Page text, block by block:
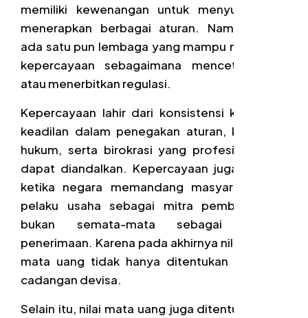
memiliki kewenangan untuk menyusun dan
menerapkan berbagai aturan. Namun, tidak
ada satu pun lembaga yang mampu mencetak
kepercayaan sebagaimana mencetak uang
atau menerbitkan regulasi.
Kepercayaan lahir dari konsistensi kebijakan,
keadilan dalam penegakan aturan, kepastian
hukum, serta birokrasi yang profesional dan
dapat diandalkan. Kepercayaan juga tumbuh
ketika negara memandang masyarakat dan
pelaku usaha sebagai mitra pembangunan,
bukan semata-mata sebagai sumber
penerimaan. Karena pada akhirnya nilai sebuah
mata uang tidak hanya ditentukan besarnya
cadangan devisa.
Selain itu, nilai mata uang juga ditentukan oleh